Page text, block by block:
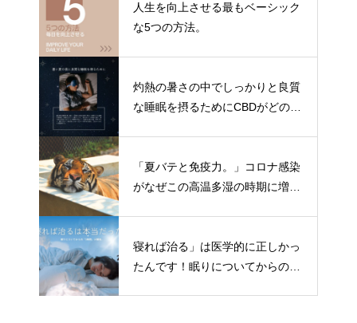
人生を向上させる最もベーシック
な5つの方法。
灼熱の暑さの中でしっかりと良質
な睡眠を摂るためにCBDがどのよ
「夏バテと免疫力。」コロナ感染
がなぜこの高温多湿の時期に増加
寝れば治る」は医学的に正しかっ
たんです！眠りについてからの